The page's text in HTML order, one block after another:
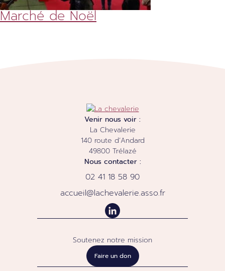
Marché de Noël
Venir nous voir :
La Chevalerie
140 route d’Andard
49800 Trélazé
Nous contacter :
02 41 18 58 90
accueil@lachevalerie.asso.fr
Soutenez notre mission
Faire un don